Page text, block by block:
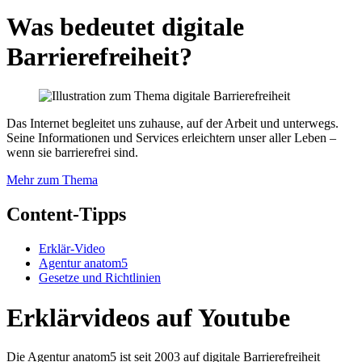
Was bedeutet digitale
Barrierefreiheit?
Das Internet begleitet uns zuhause, auf der Arbeit und unterwegs.
Seine Informationen und Services erleichtern unser aller Leben –
wenn sie barrierefrei sind.
Mehr zum Thema
Content-Tipps
Erklär-Video
Agentur anatom5
Gesetze und Richtlinien
Erklärvideos auf Youtube
Die Agentur anatom5 ist seit 2003 auf digitale Barrierefreiheit